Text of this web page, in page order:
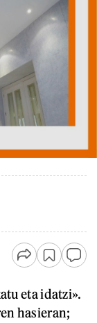
eta idatzi».
hasieran;